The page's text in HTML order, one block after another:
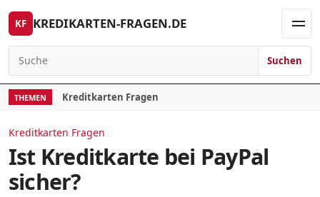
Skip to content
KF KREDIKARTEN-FRAGEN.DE
Search for:
Suchen
THEMEN Kreditkarten Fragen
Kreditkarten Fragen
Ist Kreditkarte bei PayPal
sicher?